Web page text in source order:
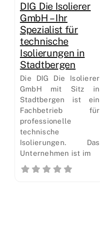
DIG Die Isolierer
GmbH – Ihr
Spezialist für
technische
Isolierungen in
Stadtbergen
Die DIG Die Isolierer
GmbH mit Sitz in
Stadtbergen ist ein
Fachbetrieb für
professionelle
technische
Isolierungen. Das
Unternehmen ist im